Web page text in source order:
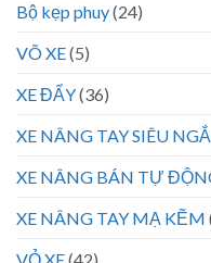
Bộ kẹp phuy(24)
VÕ XE(5)
XE ĐẨY(36)
XE NÂNG TAY SIÊU
XE NÂNG BÁN TỰ
XE NÂNG TAY MẠ KẼM